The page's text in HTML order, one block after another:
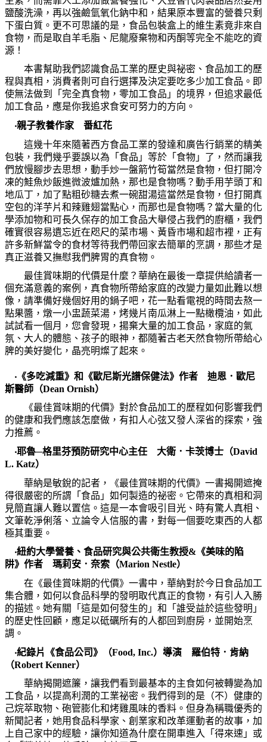
鹽酸洗澡，再以強鹼氫氧化鈉中和，結果原本豐富的營養只剩
下蛋白質。更不可思議的是，食品包裝盒上的維生素竟非來自
食物，而是取自羊毛脂、尼龍廢棄物和丙酮等完全不能吃的資
源！
本書幫助我們認識食品工業的歷史與祕密、食品加工的歷
程與真相，消費者則可自行選擇及決定要吃多少加工食品。即
使無法做到「完全真食物，零加工食品」的境界，但追求最低
加工食品，應是你我追求食安可努力的方向。
‧親子教養作家 番紅花
這幾十年來隨著西方食品工業的發達和廣告行銷業的精美
包裝，我們幾乎要誤以為「食品」等於「食物」了，然而讓我
們放慢腳步去思想，動手炒一盤箭竹筍當然是食物，但打開冷
凍的鮭魚炒飯進微波爐加熱，那也是食物嗎？動手用芋頭丁和
地瓜丁，加了點粗砂糖去煮一碗甜湯這當然是食物，但打開真
空包的洋芋片和辣雞翅當點心，而那也是食物嗎？當大量的化
學添加物和可長久保存的加工食品大舉侵占我們的廚櫃，我們
確實很容易遺忘近在咫尺的菜市場、黃昏市場和超市裡，正有
許多新鮮當令的食材等待我們帶回家去簡單的烹調，那些才是
真正滋養又撫慰我們脾胃的真食物。
最佳賞味期的代價是什麼？華納在最後一章提供給讀者一
個充滿意義的案例，真食物所帶給家庭的改變力量如此難以想
像，請準備好幾個好用的鍋子吧，花一點看電視的時間去熬一
點果醬，燉一小盅蔬菜湯，烤幾片南瓜淋上一點橄欖油，如此
試試看一個月，您會發現，揚棄大量的加工食品，家庭的氣
氛、大人的體態、孩子的眼神，都隨著古老天然食物所帶給心
脾的美好變化，晶亮明燦了起來。
‧ 《多吃減重》和《歐尼斯光譜保健法》作者 迪恩．歐尼
斯醫師（Dean Ornish）
《最佳賞味期的代價》對於食品加工的歷程如何影響我們
的健康和我們應該怎麼做，有扣人心弦又發人深省的探索，強
力推薦。
‧耶魯─格里芬預防研究中心主任 大衛．卡茨博士（David
L. Katz）
華納是敏銳的記者，《最佳賞味期的代價》一書揭開遮掩
得很嚴密的所謂「食品」如何製造的祕密。它帶來的真相和洞
見簡直讓人難以置信。這是一本會吸引目光、時有驚人真相、
文筆乾淨俐落、立論令人信服的書，對每一個要吃東西的人都
極其重要。
‧紐約大學營養、食品研究與公共衛生教授& 《美味的陷
阱》作者 瑪莉安．奈索（Marion Nestle）
在《最佳賞味期的代價》一書中，華納對於今日食品加工
集合體，如何以食品科學的發明取代真正的食物，有引人入勝
的描述。她有關「這是如何發生的」和「誰受益於這些發明」
的歷史性回顧，應足以砥礪所有的人都回到廚房，並開始烹
調。
‧紀錄片《食品公司》（Food, Inc.）導演 羅伯特．肯納
（Robert Kenner）
華納揭開遮簾，讓我們看到最基本的主食如何被轉變為加
工食品，以提高利潤的工業祕密。我們得到的是（不）健康的
己烷萃取物、砲管膨化和烤雞風味的香料。但身為稱職優秀的
新聞記者，她用食品科學家、創業家和改革運動者的故事，加
上自己家中的經驗，讓你知道為什麼在開車進入「得來速」或